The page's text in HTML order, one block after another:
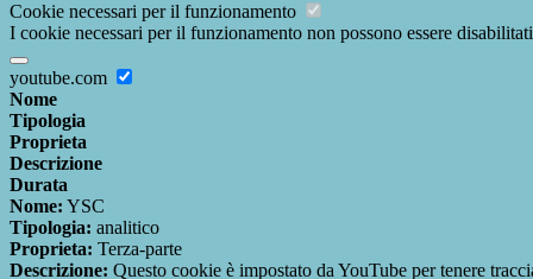
Cookie necessari per il funzionamento
I cookie necessari per il funzionamento non possono essere
youtube.com
Nome
Tipologia
Proprieta
Descrizione
Durata
Nome: YSC
Tipologia: analitico
Proprieta: Terza-parte
Descrizione: Questo cookie è impostato da YouTube per tenere